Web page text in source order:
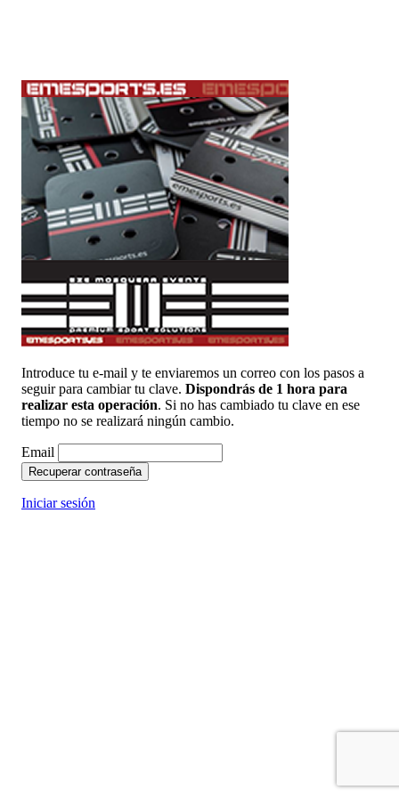
Introduce tu e-mail y te enviaremos un correo con los pasos a
seguir para cambiar tu clave. Dispondrás de 1 hora para
realizar esta operación. Si no has cambiado tu clave en ese
tiempo no se realizará ningún cambio.
Email
Recuperar contraseña
Iniciar sesión